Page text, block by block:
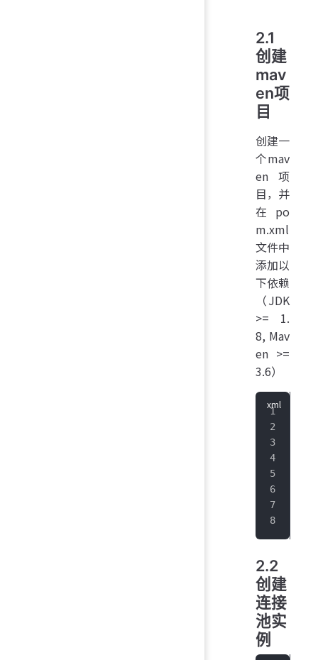
2.1
创建
mav
en项
目
创建一
个mav
en项
目，并
在po
m.xml
文件中
添加以
下依赖
（JDK
>= 1.
8, Mav
en >=
3.6）
2.2
创建
连接
池实
例